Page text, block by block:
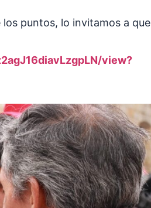
puntos, lo invitamos a que
view?